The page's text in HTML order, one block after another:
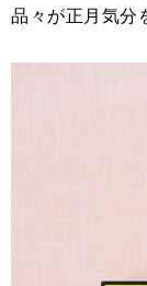
品々が正月気分